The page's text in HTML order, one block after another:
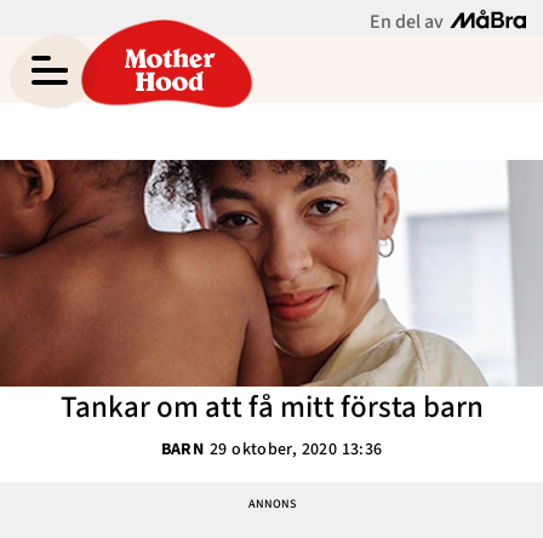
En del av
Bebis & Småbarn
Skolbarn
Tonåringar
Bloggar
Asabea Brittons blogg
Arkiv
Kontakt
Tankar om att få mitt första barn
BARN 29 oktober, 2020 13:36